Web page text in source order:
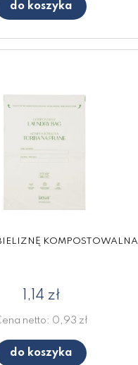
do koszyka
KOMPOSTOWALNA
1,14 zł
netto: 0,93 zł
do koszyka